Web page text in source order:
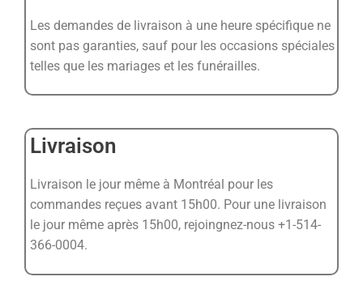
Les demandes de livraison à une heure spécifique ne
sont pas garanties, sauf pour les occasions spéciales
telles que les mariages et les funérailles.
Livraison
Livraison le jour même à Montréal pour les
commandes reçues avant 15h00. Pour une livraison
le jour même après 15h00, rejoingnez-nous +1-514-
366-0004.